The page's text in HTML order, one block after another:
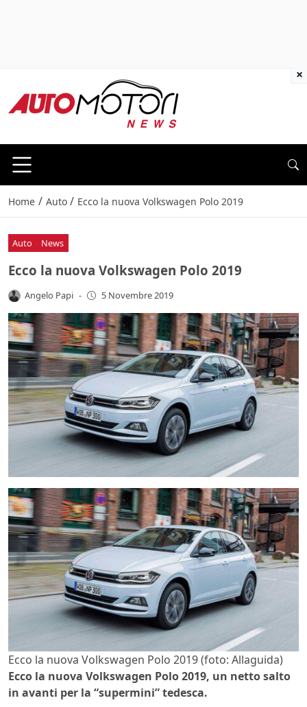
Home / Auto / Ecco la nuova Volkswagen Polo 2019
Auto News
Ecco la nuova Volkswagen Polo 2019
Angelo Papi - 5 Novembre 2019
Ecco la nuova Volkswagen Polo 2019 (foto: Allaguida)
Ecco la nuova Volkswagen Polo 2019, un netto salto
in avanti per la “supermini” tedesca.
×